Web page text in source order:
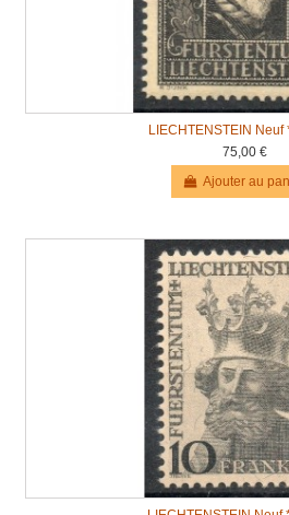
LIECHTENSTEIN Neuf
75,00 €
Ajouter au